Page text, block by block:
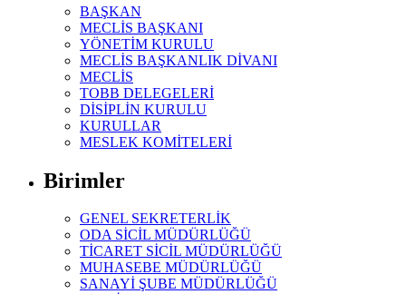
BAŞKAN
MECLİS BAŞKANI
YÖNETİM KURULU
MECLİS BAŞKANLIK DİVANI
MECLİS
TOBB DELEGELERİ
DİSİPLİN KURULU
KURULLAR
MESLEK KOMİTELERİ
Birimler
GENEL SEKRETERLİK
ODA SİCİL MÜDÜRLÜĞÜ
TİCARET SİCİL MÜDÜRLÜĞÜ
MUHASEBE MÜDÜRLÜĞÜ
SANAYİ ŞUBE MÜDÜRLÜĞÜ